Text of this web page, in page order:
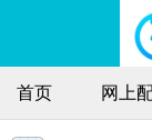
首页 网上